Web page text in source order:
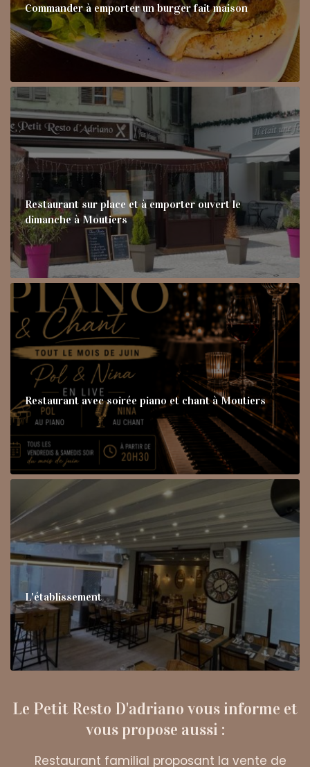
Commander à emporter un burger fait maison
Restaurant sur place et à emporter ouvert le
dimanche à Moutiers
Restaurant avec soirée piano et chant à Moutiers
L'établissement
Le Petit Resto D'adriano vous informe et
vous propose aussi :
Restaurant familial proposant la vente de